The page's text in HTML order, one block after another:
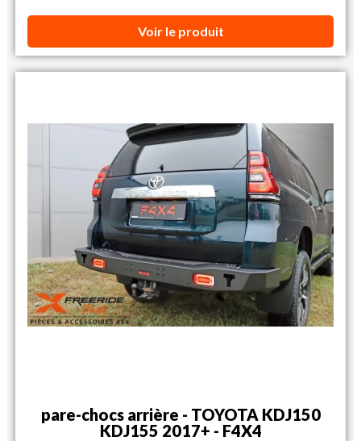
Voir le produit
pare-chocs arrière - TOYOTA KDJ150
KDJ155 2017+ - F4X4